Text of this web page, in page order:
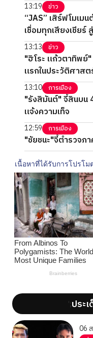
13:19 ข่าว
“JAS” เสิร์ฟโมเม
เชื่อมทุกเสียงเชีย
13:13 ข่าว
"ฮิโระ แก้วตาทิพย์"
แรกในประวัติศาส
13:10 การเมือง
"รังสิมันต์" จี้สินบน
แจ้งความเท็จ
12:59 การเมือง
"ชัยชนะ"จี้ตำรวจภ
';ประ
06